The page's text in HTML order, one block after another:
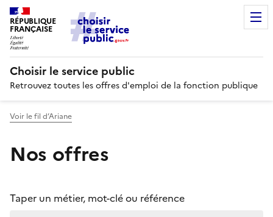
RÉPUBLIQUE
FRANÇAISE
Choisir le service public
Retrouvez toutes les offres d'emploi de la fonction publique
Voir le fil d’Ariane
Nos offres
Taper un métier, mot-clé ou référence